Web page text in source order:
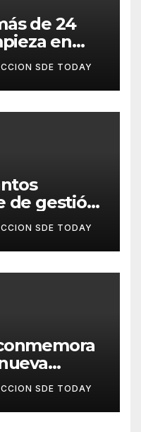
de 24
en
y
SDE TODAY
de gestión
aprobadas
en el
SDE TODAY
SDE TODAY